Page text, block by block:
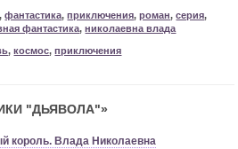
,фантастика,приключения,роман,серия,
фантастика,николаевна влада
,космос,приключения
"ДЬЯВОЛА"»
король. Влада Николаевна